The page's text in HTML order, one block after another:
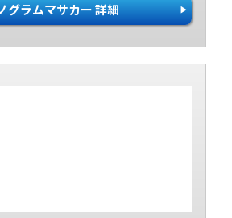
グラムマサカー 詳細